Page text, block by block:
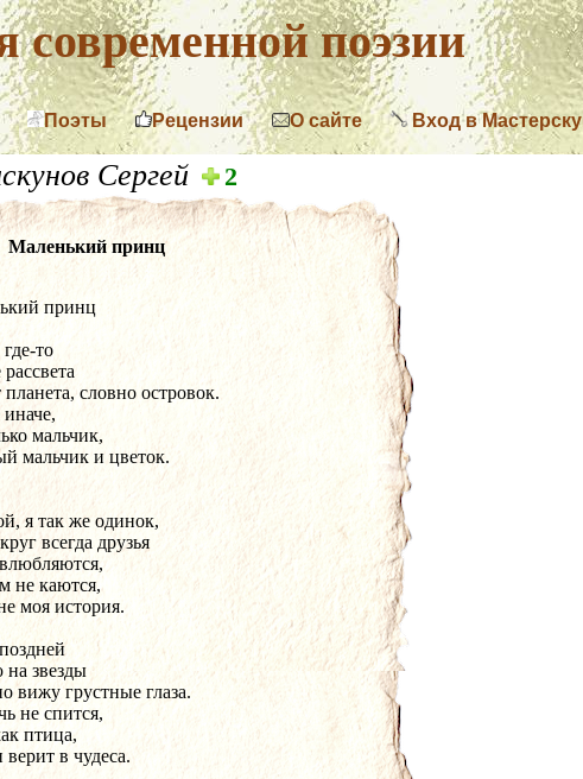
современной поэзии
Поэты Рецензии О сайте Вход в
Сергей 2
Маленький принц
принц
то
словно островок.
мальчик,
мальчик и цветок.
я так же одинок,
всегда друзья
не каются,
моя история.
звезды
вижу грустные глаза.
не спится,
птица,
в чудеса.